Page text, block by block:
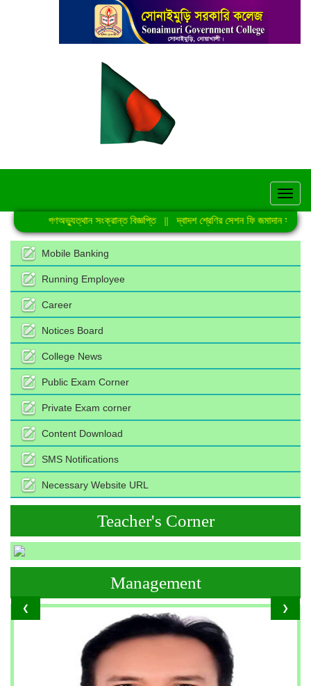
জুলাই গণঅভ্যুত্থান সংক্রান্ত বিজ্ঞপ্তি||দ্বাদশ শ্রেণির সেশন ফি জমাদান
Mobile Banking
Running Employee
Career
Notices Board
College News
Public Exam Corner
Private Exam corner
Content Download
SMS Notifications
Necessary Website URL
Teacher's Corner
❮ ❯
Management